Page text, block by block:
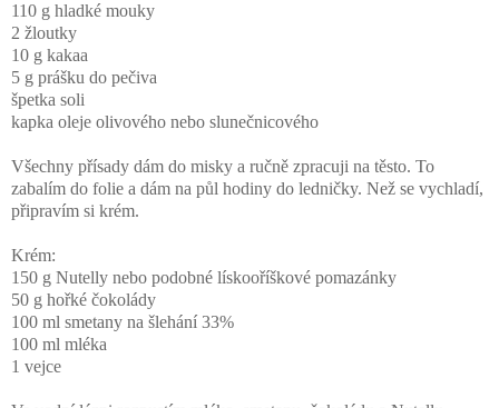
110 g hladké mouky
2 žloutky
10 g kakaa
5 g prášku do pečiva
špetka soli
kapka oleje olivového nebo slunečnicového
Všechny přísady dám do misky a ručně zpracuji na těsto. To
zabalím do folie a dám na půl hodiny do ledničky. Než se vychladí,
připravím si krém.
Krém:
150 g Nutelly nebo podobné lískooříškové pomazánky
50 g hořké čokolády
100 ml smetany na šlehání 33%
100 ml mléka
1 vejce